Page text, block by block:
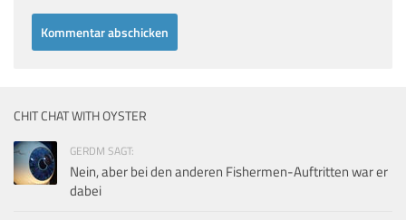
CHIT CHAT WITH OYSTER
GERDM SAGT:
Nein, aber bei den anderen Fishermen-Auftritten war er
dabei